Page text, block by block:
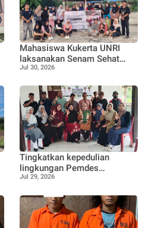
Mahasiswa Kukerta UNRI
laksanakan Senam Sehat
bersama Ibu ibu dan Remaja
Jul 30, 2026
Tingkatkan kepedulian
lingkungan Pemdes
Pangkalan Nyirih gelar
Jul 29, 2026